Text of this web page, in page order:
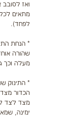
ואז
מתאים
לפחד).
* הנחת
שהורה
מעלה וכך
* התינוק
הכדור
מצד לצד
ימינה,